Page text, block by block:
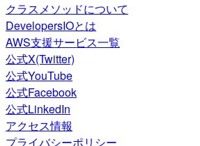
クラスメソッドについて
DevelopersIOとは
AWS支援サービス一覧
公式X(Twitter)
公式YouTube
公式Facebook
公式LinkedIn
アクセス情報
プライバシーポリシー